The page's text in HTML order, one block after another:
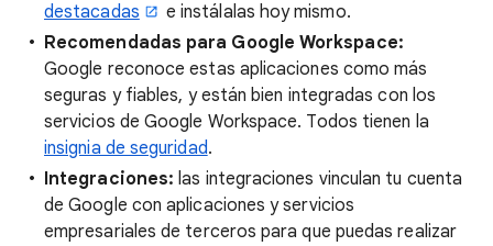
destacadas
e instálalas hoy mismo.
Recomendadas para Google Workspace:
Google reconoce estas aplicaciones como más
seguras y fiables, y están bien integradas con los
servicios de Google Workspace. Todos tienen la
insignia de seguridad.
Integraciones: las integraciones vinculan tu cuenta
de Google con aplicaciones y servicios
empresariales de terceros para que puedas realizar